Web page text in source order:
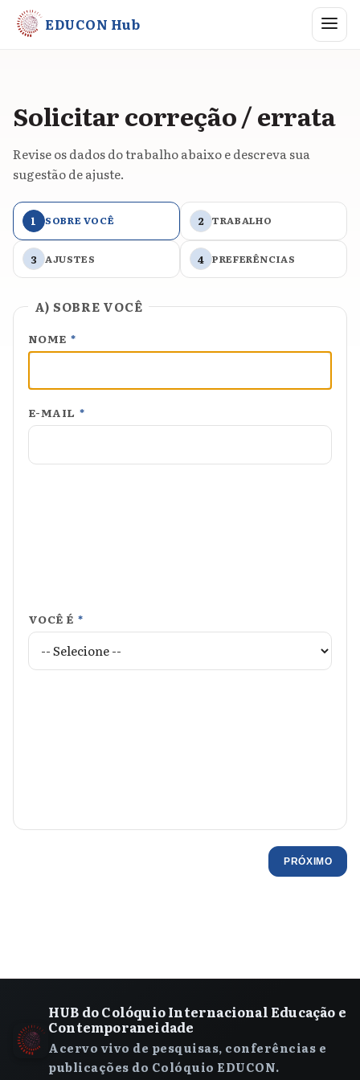
EDUCON Hub Abrir
Solicitar correção / errata
Revise os dados do trabalho abaixo e descreva sua
sugestão de ajuste.
1 SOBRE VOCÊ 2 TRABALHO
3 AJUSTES 4 PREFERÊNCIAS
A) SOBRE VOCÊ
NOME *
E-MAIL *
VOCÊ É *
PRÓXIMO
HUB do Colóquio Internacional Educação e
Contemporaneidade
Acervo vivo de pesquisas, conferências e
publicações do Colóquio EDUCON.